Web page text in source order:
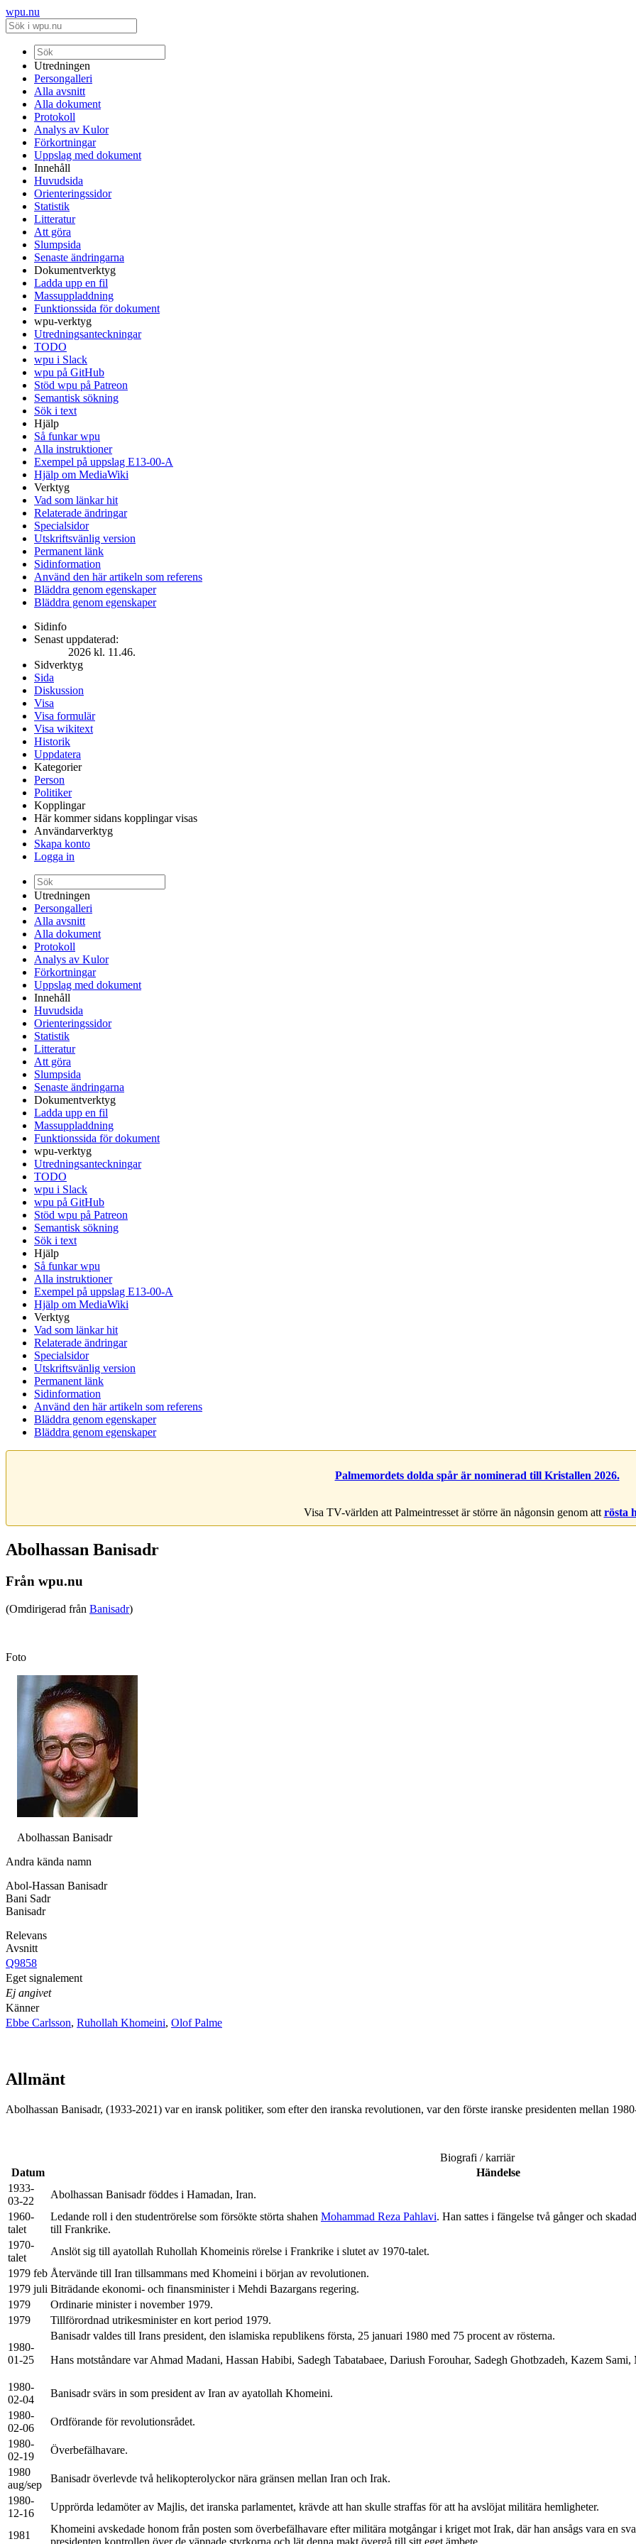
wpu.nu
Utredningen
Persongalleri
Alla avsnitt
Alla dokument
Protokoll
Analys av Kulor
Förkortningar
Uppslag med dokument
Innehåll
Huvudsida
Orienteringssidor
Statistik
Litteratur
Att göra
Slumpsida
Senaste ändringarna
Dokumentverktyg
Ladda upp en fil
Massuppladdning
Funktionssida för dokument
wpu-verktyg
Utredningsanteckningar
TODO
wpu i Slack
wpu på GitHub
Stöd wpu på Patreon
Semantisk sökning
Sök i text
Hjälp
Så funkar wpu
Alla instruktioner
Exempel på uppslag E13-00-A
Hjälp om MediaWiki
Verktyg
Vad som länkar hit
Relaterade ändringar
Specialsidor
Utskriftsvänlig version
Permanent länk
Sidinformation
Använd den här artikeln som referens
Bläddra genom egenskaper
Bläddra genom egenskaper
Sidinfo
Senast uppdaterad:
2026 kl. 11.46.
Sidverktyg
Sida
Diskussion
Visa
Visa formulär
Visa wikitext
Historik
Uppdatera
Kategorier
Person
Politiker
Kopplingar
Här kommer sidans kopplingar visas
Användarverktyg
Skapa konto
Logga in
Utredningen
Persongalleri
Alla avsnitt
Alla dokument
Protokoll
Analys av Kulor
Förkortningar
Uppslag med dokument
Innehåll
Huvudsida
Orienteringssidor
Statistik
Litteratur
Att göra
Slumpsida
Senaste ändringarna
Dokumentverktyg
Ladda upp en fil
Massuppladdning
Funktionssida för dokument
wpu-verktyg
Utredningsanteckningar
TODO
wpu i Slack
wpu på GitHub
Stöd wpu på Patreon
Semantisk sökning
Sök i text
Hjälp
Så funkar wpu
Alla instruktioner
Exempel på uppslag E13-00-A
Hjälp om MediaWiki
Verktyg
Vad som länkar hit
Relaterade ändringar
Specialsidor
Utskriftsvänlig version
Permanent länk
Sidinformation
Använd den här artikeln som referens
Bläddra genom egenskaper
Bläddra genom egenskaper
Palmemordets dolda spår är nominerad till Kristallen 2026.
Visa TV-världen att Palmeintresset är större än någonsin genom att rösta
Abolhassan Banisadr
Från wpu.nu
(Omdirigerad från Banisadr)
Foto
Abolhassan Banisadr
Andra kända namn
Abol-Hassan Banisadr
Bani Sadr
Banisadr
Relevans
Avsnitt
Q9858
Eget signalement
Ej angivet
Känner
Ebbe Carlsson, Ruhollah Khomeini, Olof Palme
Allmänt
Abolhassan Banisadr, (1933-2021) var en iransk politiker, som efter den iranska revolutionen, var den förste iranske presidenten mellan
Biografi / karriär
Datum
Händelse
1933-
03-22
Abolhassan Banisadr föddes i Hamadan, Iran.
1960-
talet
Ledande roll i den studentrörelse som försökte störta shahen Mohammad Reza Pahlavi. Han sattes i fängelse två gånger och
till Frankrike.
1970-
talet
Anslöt sig till ayatollah Ruhollah Khomeinis rörelse i Frankrike i slutet av 1970-talet.
1979 feb Återvände till Iran tillsammans med Khomeini i början av revolutionen.
1979 juli Biträdande ekonomi- och finansminister i Mehdi Bazargans regering.
1979
Ordinarie minister i november 1979.
1979
Tillförordnad utrikesminister en kort period 1979.
1980-
01-25
Banisadr valdes till Irans president, den islamiska republikens första, 25 januari 1980 med 75 procent av rösterna.
Hans motståndare var Ahmad Madani, Hassan Habibi, Sadegh Tabatabaee, Dariush Forouhar, Sadegh Ghotbzadeh, Kazem
1980-
02-04
Banisadr svärs in som president av Iran av ayatollah Khomeini.
1980-
02-06
Ordförande för revolutionsrådet.
1980-
02-19
Överbefälhavare.
1980
aug/sep
Banisadr överlevde två helikopterolyckor nära gränsen mellan Iran och Irak.
1980-
12-16
Upprörda ledamöter av Majlis, det iranska parlamentet, krävde att han skulle straffas för att ha avslöjat militära hemligheter.
1981
Khomeini avskedade honom från posten som överbefälhavare efter militära motgångar i kriget mot Irak, där han ansågs vara en
presidenten kontrollen över de väpnade styrkorna och lät denna makt övergå till sitt eget ämbete.